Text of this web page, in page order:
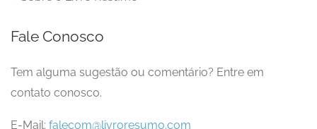
Fale Conosco
Tem alguma sugestão ou comentário? Entre em
contato conosco.
E-Mail: falecom@livroresumo.com